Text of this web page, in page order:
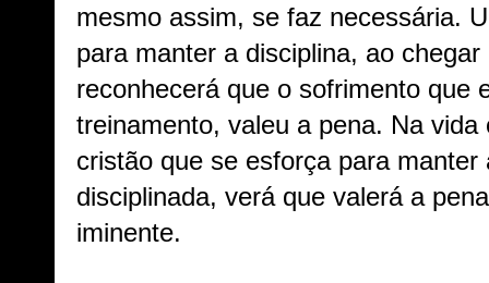
mesmo assim, se faz necessária.
para manter a disciplina, ao
reconhecerá que o sofrimento que
treinamento, valeu a pena. Na
cristão que se esforça para manter
disciplinada, verá que valerá a
iminente.